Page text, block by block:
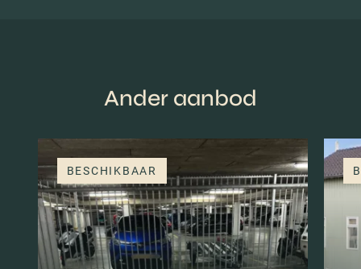
Ander aanbod
BESCHIKBAAR